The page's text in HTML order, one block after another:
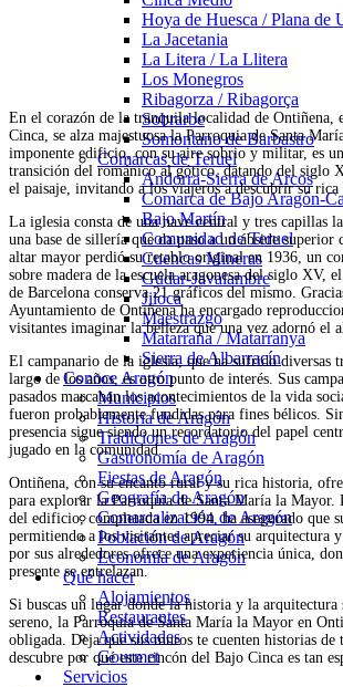
Hoya de Huesca / Plana de
La Jacetania
La Litera / La Llitera
Los Monegros
Ribagorza / Ribagorça
Sobrarbe
Somontano de Barbastro
Comarcas de Teruel
Andorra-Sierra de Arcos
Comarca de Bajo Aragón-
Bajo Martín
Comunidad de Teruel
Cuencas Mineras
Gúdar-Javalambre
Jiloca
Maestrazgo
Matarraña / Matarranya
Sierra de Albarracín
Conoce Aragón
Municipios
Historia de Aragón
Tradiciones de Aragón
Gastronomía de Aragón
Fiestas de Aragón
Geografía de Aragón
Comarcalización de Aragón
Población de Aragón
Economía de Aragón
Qué hacer
Alojamientos
Restaurantes
Actividades
Gourmet
Servicios
En el corazón de la tranquila localidad de Ontiñena,
Cinca, se alza majestuosa la Parroquia de Santa
imponente edificio, con su aire sobrio y militar, es
transición del románico al gótico, datando del siglo
el paisaje, invitando a los viajeros a descubrir su
La iglesia consta de una nave central y tres capillas
una base de sillería que da paso a un ábside
altar mayor perdió su retablo original en 1936, un
sobre madera de la escuela aragonesa del siglo XV,
de Barcelona conserva 21 gráficos del mismo.
Ayuntamiento de Ontiñena ha encargado
visitantes imaginar la belleza que una vez adornó el
El campanario de la iglesia, que ha sufrido diversas
largo de los años, es otro punto de interés. Sus
pasados marcaban los acontecimientos de la vida
fueron probablemente fundidas para fines bélicos.
presencia sigue siendo un recordatorio del papel
jugado en la comunidad.
Ontiñena, con su encanto rural y su rica historia,
para explorar la Parroquia de Santa María la Mayor.
del edificio, completada en 1994, ha asegurado que
permitiendo a los visitantes apreciar su arquitectura
por sus alrededores ofrece una experiencia única,
presente se entrelazan.
Si buscas un lugar donde la historia y la arquitectura
sereno, la Parroquia de Santa María la Mayor en
obligada. Deja que sus muros te cuenten historias de
descubre por qué este rincón del Bajo Cinca es tan